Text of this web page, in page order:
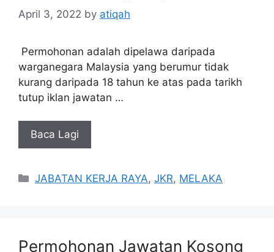
April 3, 2022 by atiqah
Permohonan adalah dipelawa daripada
warganegara Malaysia yang berumur tidak
kurang daripada 18 tahun ke atas pada tarikh
tutup iklan jawatan …
Baca Lagi
Categories
JABATAN KERJA RAYA,JKR, MELAKA
Permohonan Jawatan Kosong